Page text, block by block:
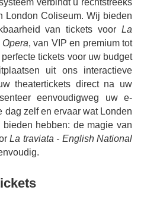
en herkenbaar, bevat de
meest herkenbare
levendige drinklied of Brindisi,
zijn' (Libiamo) en 'Laat me het
Libera) – een emotioneel
gezongen door Violetta.
veelgeprezen vertolking van
terugkeert naar de ENO,
van Violetta, terwijlEgor
Mozartprijs op Tenor Viñas
liefdesverhaal dat je hart zal
nieuwe interpretatie van
aller tijden niet.
London Coliseum. Wij bieden
van tickets voor La
, van VIP en premium tot
tickets voor uw budget
uit ons interactieve
theatertickets direct na uw
eenvoudigweg uw e-
dag zelf en ervaar wat Londen
hebben: de magie van
La traviata - English National